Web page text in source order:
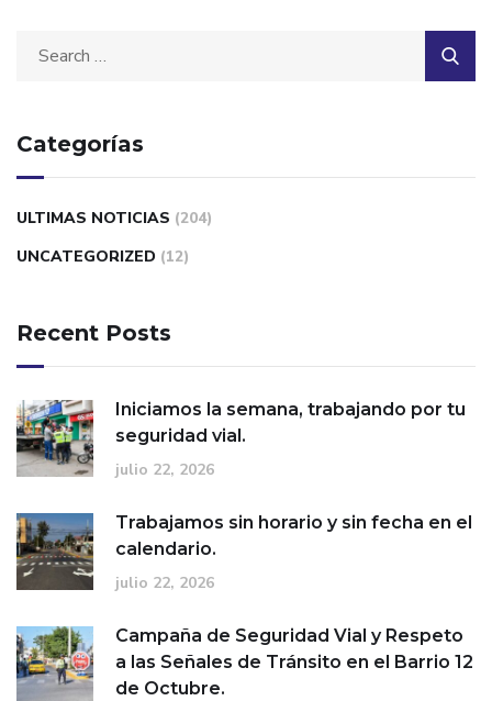
Categorías
ULTIMAS NOTICIAS (204)
UNCATEGORIZED (12)
Recent Posts
Iniciamos la semana, trabajando por tu
seguridad vial.
julio 22, 2026
Trabajamos sin horario y sin fecha en el
calendario.
julio 22, 2026
Campaña de Seguridad Vial y Respeto
a las Señales de Tránsito en el Barrio 12
de Octubre.